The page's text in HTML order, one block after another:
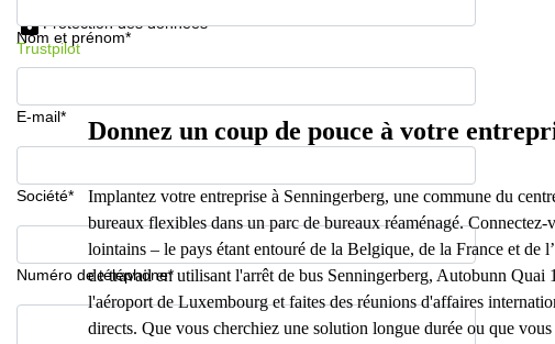
Nom et prénom*
E-mail*
Société*
Numéro de téléphone*
Protection des données
Trustpilot
Donnez un coup de pouce à votre
Implantez votre entreprise à Senningerberg, une commune du
bureaux flexibles dans un parc de bureaux réaménagé. Connectez-
lointains – le pays étant entouré de la Belgique, de la France et de
de travail en utilisant l'arrêt de bus Senningerberg, Autobunn Quai
l'aéroport de Luxembourg et faites des réunions d'affaires
directs. Que vous cherchiez une solution longue durée ou que